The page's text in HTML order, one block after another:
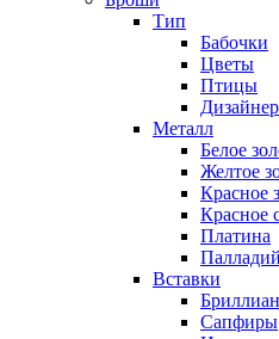
Тип
Бабочки
Цветы
Птицы
Металл
Белое
Желтое
Красное
Красное
Платина
Палладий
Вставки
Сапфиры